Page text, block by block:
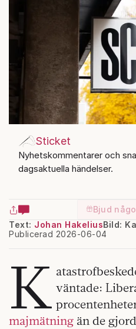
Sticket
Nyhetskommentarer och
dagsaktuella händelser.
Bjud
Text: Johan Hakelius
Publicerad 2026-06-04
Bild:
K väntade:
majmätning än de